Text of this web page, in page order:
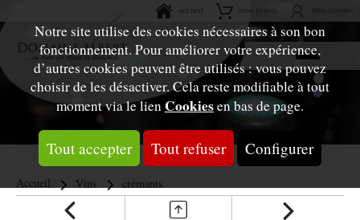
Notre site utilise des cookies nécessaires à son bon
fonctionnement. Pour améliorer votre expérience,
d’autres cookies peuvent être utilisés : vous pouvez
choisir de les désactiver. Cela reste modifiable à tout
moment via le lien Cookiesen bas de page.
Tout accepter Tout refuser Configurer
mon panier
accueil
Accueil Vins crémants